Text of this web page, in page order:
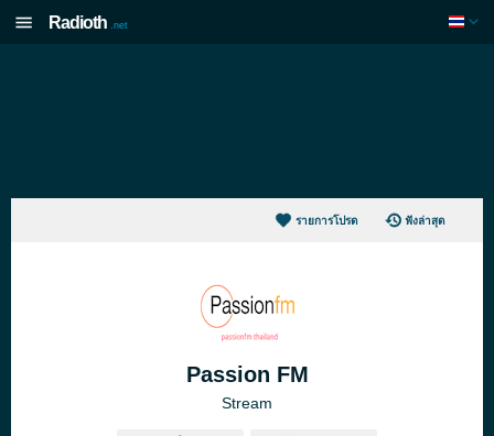
Radioth .net
รายการโปรด ฟังล่าสุด
Passion FM
Stream